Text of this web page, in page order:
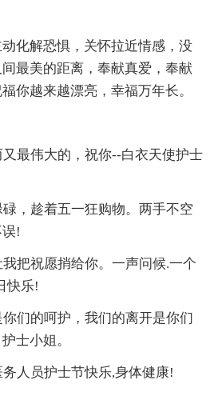
化解恐惧，关怀拉近情感，没
最美的距离，奉献真爱，奉献
你越来越漂亮，幸福万年长。
最伟大的，祝你--白衣天使护士
，趁着五一狂购物。两手不空
!
把祝愿捎给你。一声问候.一个
快乐!
们的呵护，我们的离开是你们
士小姐。
人员护士节快乐,身体健康!